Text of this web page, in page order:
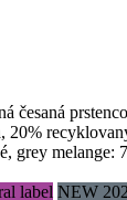
česaná
20%
grey melange:
label NEW